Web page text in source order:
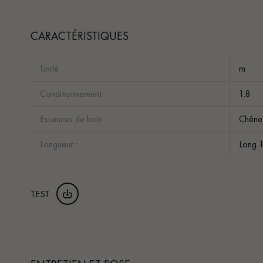
CARACTÉRISTIQUES
Unité : m
Conditionnement : 1.8
Essences de bois : Chêne
Longueur : Long
TEST